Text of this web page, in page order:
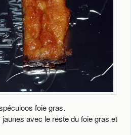
foie gras.
avec le reste du foie gras et